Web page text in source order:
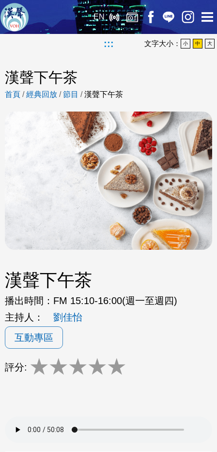
EN
::: 文字大小： 小 中 大
漢聲下午茶
首頁 /經典回放 /節目 /漢聲下午茶
漢聲下午茶
播出時間： FM 15:10-16:00(週一至週四)
主持人：
劉佳怡
互動專區
評分: ★★★★★